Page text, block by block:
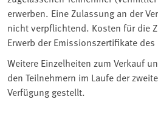
erwerben. Eine Zulassung an der
nicht verpflichtend. Kosten für die
Erwerb der Emissionszertifikate
Weitere Einzelheiten zum Verkauf
den Teilnehmern im Laufe der
Verfügung gestellt.